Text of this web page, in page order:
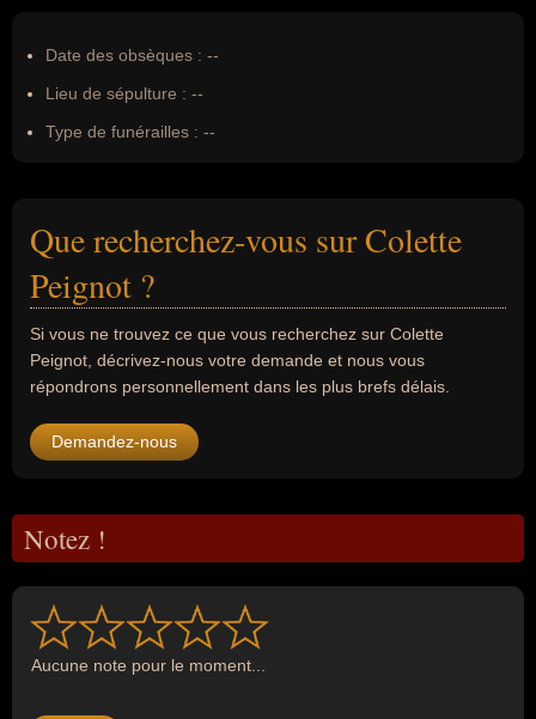
Date des obsèques : --
Lieu de sépulture : --
Type de funérailles : --
Que recherchez-vous sur Colette
Peignot ?
Si vous ne trouvez ce que vous recherchez sur Colette
Peignot, décrivez-nous votre demande et nous vous
répondrons personnellement dans les plus brefs délais.
Demandez-nous
Notez !
Aucune note pour le moment...